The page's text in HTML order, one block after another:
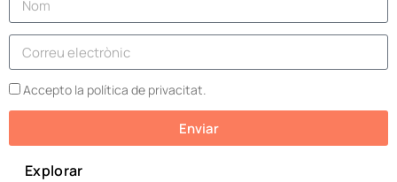
Accepto la política de privacitat.
Enviar
Explorar